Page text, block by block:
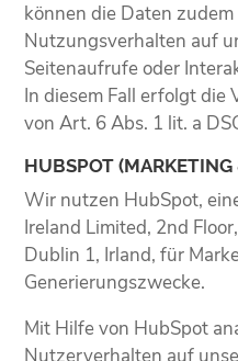
können die Daten
Nutzungsverhalten auf
Seitenaufrufe oder
In diesem Fall erfolgt die
von Art. 6 Abs. 1 lit. a
HUBSPOT (MARKETING
Wir nutzen HubSpot,
Ireland Limited, 2nd
Dublin 1, Irland, für
Generierungszwecke.
Mit Hilfe von HubSpot